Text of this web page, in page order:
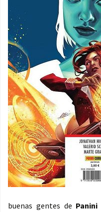
buenas gentes de Panini